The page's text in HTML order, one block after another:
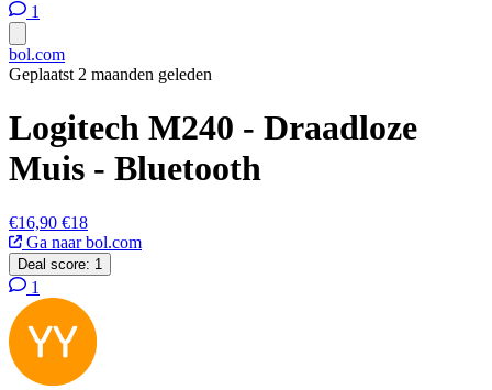
1
bol.com
Geplaatst 2 maanden geleden
Logitech M240 - Draadloze
Muis - Bluetooth
€16,90 €18
Ga naar bol.com
Deal score: 1
1